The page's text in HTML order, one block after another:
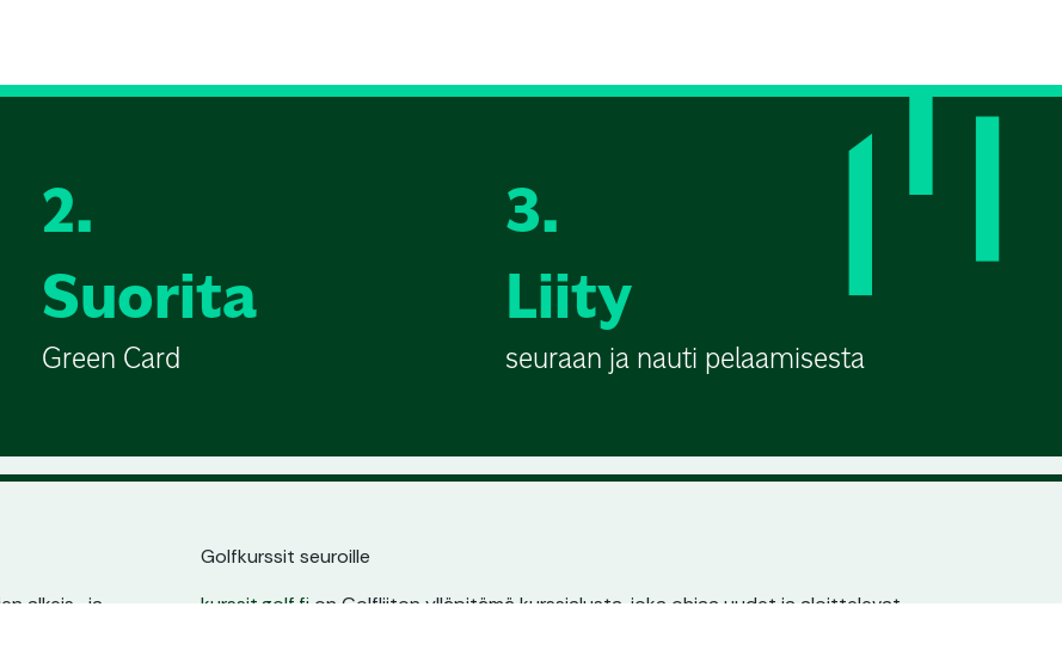
2.
Suorita
Green Card
3.
Liity
seuraan ja nauti pelaamisesta
alkeis- ja
Golfkurssit seuroille
kurssit.golf.fi on Golfliiton ylläpitämä kurssialusta, joka ohjaa uudet ja aloittelevat